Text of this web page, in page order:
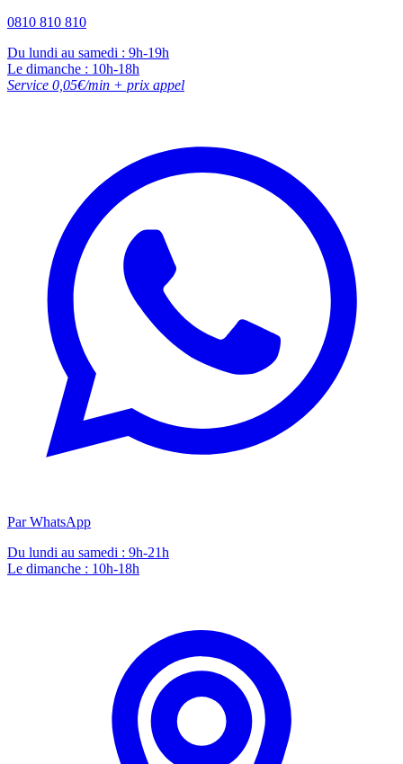
0810 810 810
Du lundi au samedi : 9h-19h
Le dimanche : 10h-18h
Service 0,05€/min + prix appel
Par WhatsApp
Du lundi au samedi : 9h-21h
Le dimanche : 10h-18h